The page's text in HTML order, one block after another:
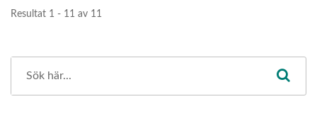
Resultat 1 - 11 av 11